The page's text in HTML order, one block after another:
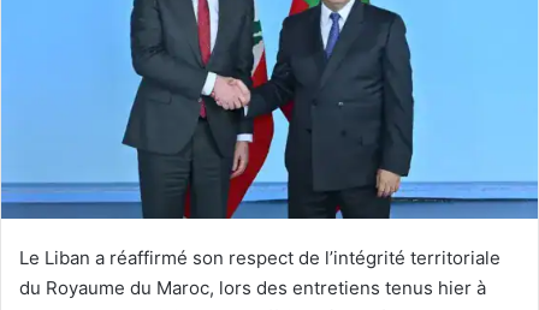
Le Liban a réaffirmé son respect de l’intégrité territoriale
du Royaume du Maroc, lors des entretiens tenus hier à